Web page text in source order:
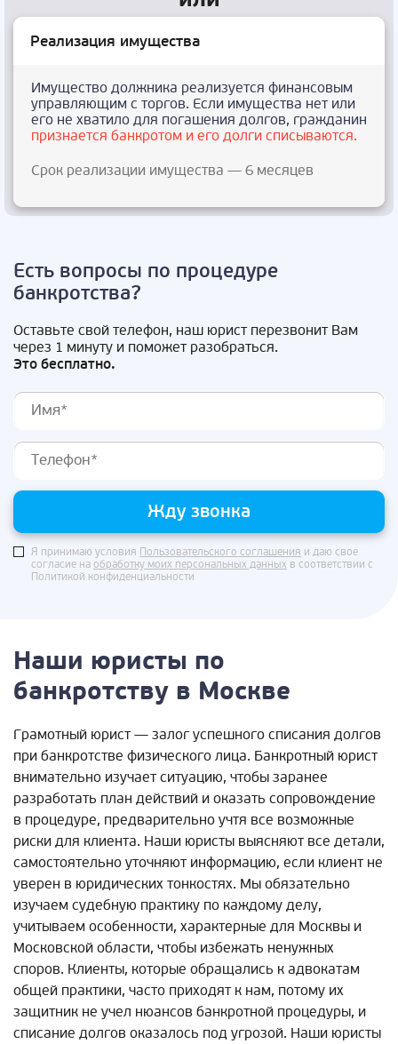
Реализация имущества
Имущество должника реализуется финансовым
управляющим с торгов. Если имущества нет или
его не хватило для погашения долгов, гражданин
признается банкротом и его долги списываются.
Срок реализации имущества — 6 месяцев
Есть вопросы по процедуре
банкротства?
Оставьте свой телефон, наш юрист перезвонит Вам
через 1 минуту и поможет разобраться.
Это бесплатно.
Жду звонка
Я принимаю условия Пользовательского соглашения и даю свое
согласие на обработку моих персональных данных в соответствии с
Политикой конфиденциальности
Наши юристы по
банкротству в Москве
Грамотный юрист — залог успешного списания долгов
при банкротстве физического лица. Банкротный юрист
внимательно изучает ситуацию, чтобы заранее
разработать план действий и оказать сопровождение
в процедуре, предварительно учтя все возможные
риски для клиента. Наши юристы выясняют все детали,
самостоятельно уточняют информацию, если клиент не
уверен в юридических тонкостях. Мы обязательно
изучаем судебную практику по каждому делу,
учитываем особенности, характерные для Москвы и
Московской области, чтобы избежать ненужных
споров. Клиенты, которые обращались к адвокатам
общей практики, часто приходят к нам, потому их
защитник не учел нюансов банкротной процедуры, и
списание долгов оказалось под угрозой. Наши юристы